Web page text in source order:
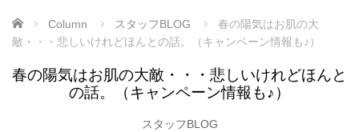
ホーム Column スタッフBLOG
春の陽気はお肌の大
敵・・・悲しいけれどほんとの話。（キャンペーン情報も♪）
春の陽気はお肌の大敵・・・悲しいけれどほんと
の話。（キャンペーン情報も♪）
スタッフBLOG